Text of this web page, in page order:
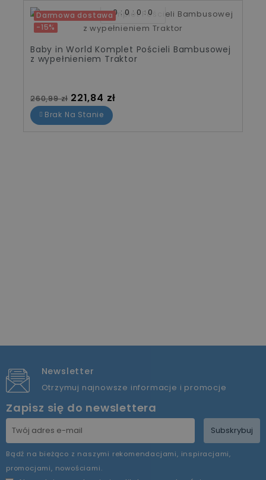
Darmowa dostawa
-15%
0 0 0 0
Baby in World Komplet Pościeli Bambusowej
z wypełnieniem Traktor
Cena standardowa
260,99 zł Cena
221,84 zł
Brak Na Stanie
Newsletter
Otrzymuj najnowsze informacje i promocje
Zapisz się do newslettera
Subskrybuj
Bądź na bieżąco z naszymi rekomendacjami, inspiracjami,
promocjami, nowościami.